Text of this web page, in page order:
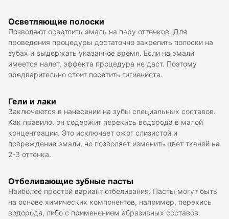
Осветляющие полоски
Позволяют осветлить эмаль на пару оттенков. Для
проведения процедуры достаточно закрепить полоски на
зубах и выдержать указанное время. Если на эмали
имеется налет, эффекта процедура не даст. Поэтому
предварительно стоит посетить гигиениста.
Гели и лаки
Заключаются в нанесении на зубы специальных составов.
Как правило, он содержит перекись водорода в малой
концентрации. Это исключает ожог слизистой и
повреждение эмали, но позволяет изменить цвет тканей на
2-3 оттенка.
Отбеливающие зубные пасты
Наиболее простой вариант отбеливания. Пасты могут быть
на основе химических компонентов, например, перекись
водорода, либо с применением абразивных составов.